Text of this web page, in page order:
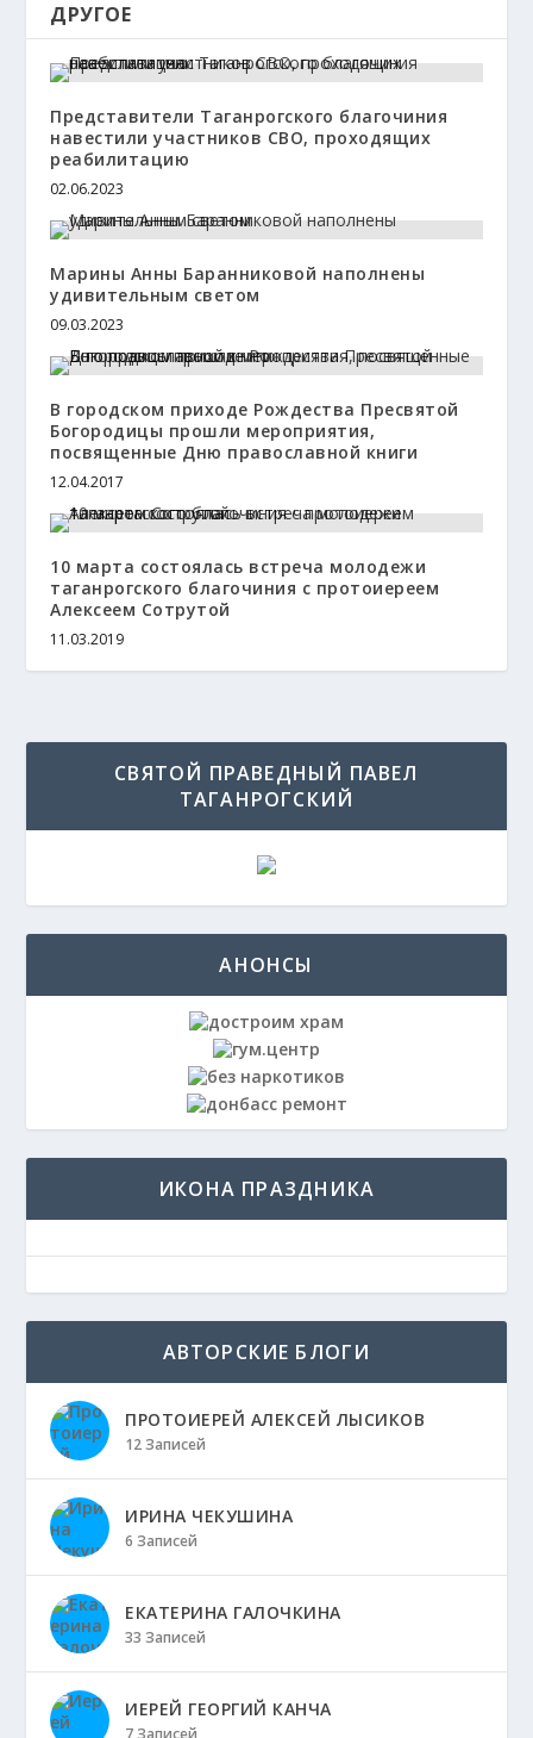
ДРУГОЕ
Представители Таганрогского благочиния
навестили участников СВО, проходящих
реабилитацию
02.06.2023
Марины Анны Баранниковой наполнены
удивительным светом
09.03.2023
В городском приходе Рождества Пресвятой
Богородицы прошли мероприятия,
посвященные Дню православной книги
12.04.2017
10 марта состоялась встреча молодежи
таганрогского благочиния с протоиереем
Алексеем Сотрутой
11.03.2019
СВЯТОЙ ПРАВЕДНЫЙ ПАВЕЛ
ТАГАНРОГСКИЙ
АНОНСЫ
ИКОНА ПРАЗДНИКА
АВТОРСКИЕ БЛОГИ
ПРОТОИЕРЕЙ АЛЕКСЕЙ ЛЫСИКОВ
12 Записей
ИРИНА ЧЕКУШИНА
6 Записей
ЕКАТЕРИНА ГАЛОЧКИНА
33 Записей
ИЕРЕЙ ГЕОРГИЙ КАНЧА
7 Записей